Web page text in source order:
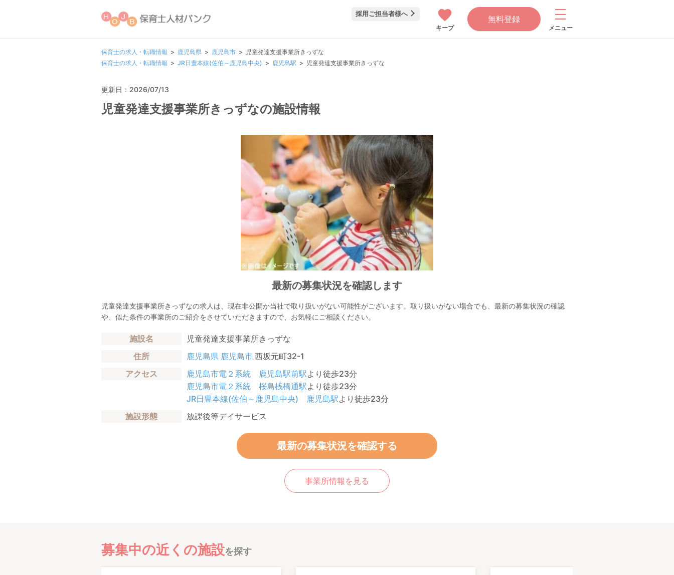
採用ご担当者様へ
キープ
無料登録
メニュー
保育士の求人・転職情報 鹿児島県 鹿児島市
児童発達支援事業所きっずな
保育士の求人・転職情報
JR日豊本線(佐伯～鹿児島中央) 鹿児島駅 児童発達支援事業所きっずな
更新日：2026/07/13
児童発達支援事業所きっずなの施設情報
最新の募集状況を確認します
児童発達支援事業所きっずなの求人は、現在非公開か当社で取り扱いがない可能性がございます。取り扱いがない場合でも、最新の募集状況の確認
や、似た条件の事業所のご紹介をさせていただきますので、お気軽にご相談ください。
施設名
児童発達支援事業所きっずな
住所
鹿児島県 鹿児島市 西坂元町32-1
アクセス
鹿児島市電２系統 鹿児島駅前駅より徒歩23分
鹿児島市電２系統
桜島桟橋通駅より徒歩23分
JR日豊本線(佐伯～鹿児島中央)
鹿児島駅より徒歩23分
施設形態
放課後等デイサービス
最新の募集状況を確認する
事業所情報を見る
募集中の近くの施設を探す